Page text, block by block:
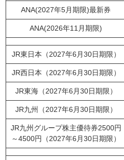
ANA(2027年5月期限)最新券
ANA(2026年11月期限)
JR東日本（2027年6月30日期限）
JR西日本（2027年6月30日期限）
JR東海（2027年6月30日期限）
JR九州（2027年6月30日期限）
JR九州グループ株主優待券2500円
～4500円（2027年6月30日期限）